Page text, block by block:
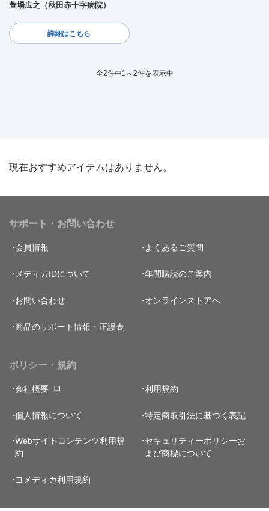
萱場広之（秋田赤十字病院）
詳細はこちら
全2件中1～2件を表示中
現在おすすめアイテムはありません。
サポート・お問い合わせ
会員情報 よくあるご質問
メディカIDについて 年間購読のご案内
お問い合わせ オンラインストアへ
商品のサポート情報・正誤表
ポリシー・規約
会社概要 利用規約
個人情報について 特定商取引法に基づく表記
Webサイトコンテンツ利用規
約
セキュリティーポリシーお
よび商標について
ヨメディカ利用規約